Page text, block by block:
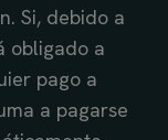
Si, debido a
obligado a
pago a
a pagarse